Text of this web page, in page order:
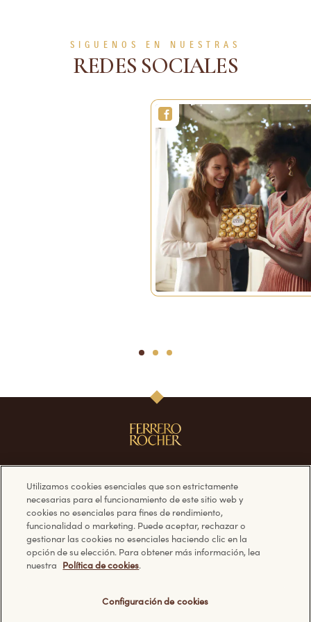
SIGUENOS EN NUESTRAS
REDES SOCIALES
1 2 3
Nuestros productos
Ferrero Rocher
¿Tienes alguna
Información
Síguenos en
Facebook
Instagram
Utilizamos cookies esenciales que son estrictamente
necesarias para el funcionamiento de este sitio web y
cookies no esenciales para fines de rendimiento,
funcionalidad o marketing. Puede aceptar, rechazar o
gestionar las cookies no esenciales haciendo clic en la
opción de su elección. Para obtener más información, lea
nuestra Política de cookies.
Configuración de cookies